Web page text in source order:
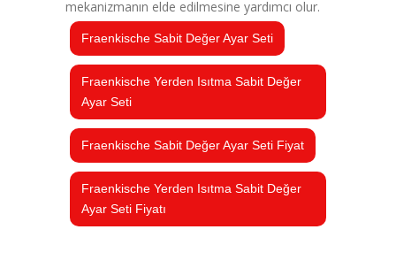
mekanizmanın elde edilmesine yardımcı olur.
Fraenkische Sabit Değer Ayar Seti
Fraenkische Yerden Isıtma Sabit Değer
Ayar Seti
Fraenkische Sabit Değer Ayar Seti Fiyat
Fraenkische Yerden Isıtma Sabit Değer
Ayar Seti Fiyatı